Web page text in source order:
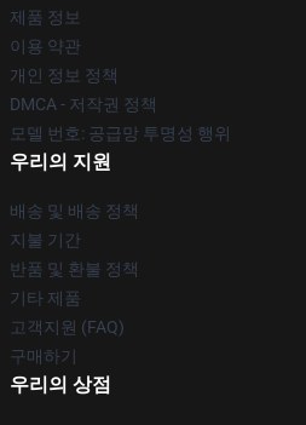
제품 정보
이용 약관
개인 정보 정책
DMCA - 저작권 정책
모델 번호: 공급망 투명성 행위
우리의 지원
배송 및 배송 정책
지불 기간
반품 및 환불 정책
기타 제품
고객지원 (FAQ)
구매하기
우리의 상점